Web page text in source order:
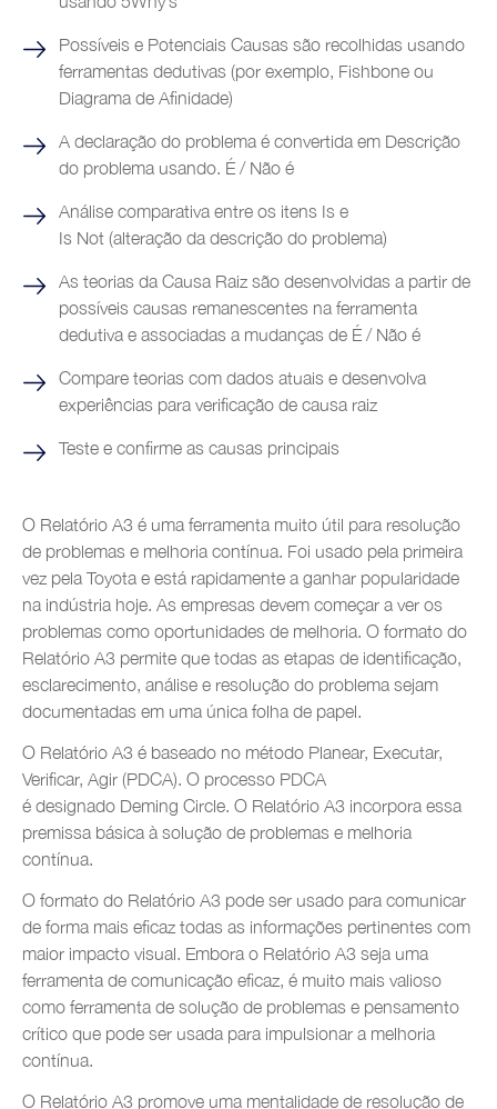
Possíveis e Potenciais Causas são recolhidas usando
ferramentas dedutivas (por exemplo, Fishbone ou
Diagrama de Afinidade)
A declaração do problema é convertida em Descrição
do problema usando. É / Não é
Análise comparativa entre os itens Is e
Is Not (alteração da descrição do problema)
As teorias da Causa Raiz são desenvolvidas a partir de
possíveis causas remanescentes na ferramenta
dedutiva e associadas a mudanças de É / Não é
Compare teorias com dados atuais e desenvolva
experiências para verificação de causa raiz
Teste e confirme as causas principais
O Relatório A3 é uma ferramenta muito útil para resolução
de problemas e melhoria contínua. Foi usado pela primeira
vez pela Toyota e está rapidamente a ganhar popularidade
na indústria hoje. As empresas devem começar a ver os
problemas como oportunidades de melhoria. O formato do
Relatório A3 permite que todas as etapas de identificação,
esclarecimento, análise e resolução do problema sejam
documentadas em uma única folha de papel.
O Relatório A3 é baseado no método Planear, Executar,
Verificar, Agir (PDCA). O processo PDCA
é designado Deming Circle. O Relatório A3 incorpora essa
premissa básica à solução de problemas e melhoria
contínua.
O formato do Relatório A3 pode ser usado para comunicar
de forma mais eficaz todas as informações pertinentes com
maior impacto visual. Embora o Relatório A3 seja uma
ferramenta de comunicação eficaz, é muito mais valioso
como ferramenta de solução de problemas e pensamento
crítico que pode ser usada para impulsionar a melhoria
contínua.
O Relatório A3 promove uma mentalidade de resolução de